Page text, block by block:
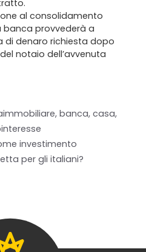
Blog
al consolidamento
banca provvederà a
di denaro richiesta dopo
notaio dell’avvenuta
,banca,casa,
investimento
per gli italiani?